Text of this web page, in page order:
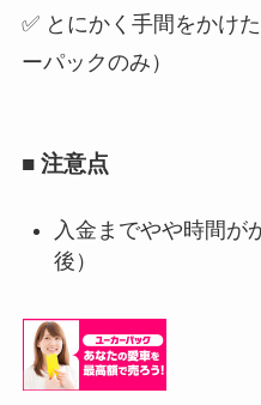
✅ とにかく手間をかけ
ーパックのみ）
■ 注意点
入金までやや時間が
後）